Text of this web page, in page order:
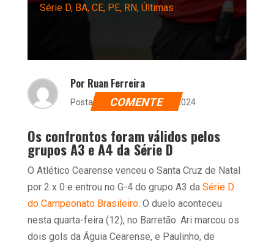
Série D, BA, CE, PE, RN, Últimas
Por Ruan Ferreira
Postado dia 12 de junho de 2024
COMENTE
Os confrontos foram válidos pelos
grupos A3 e A4 da Série D
O Atlético Cearense venceu o Santa Cruz de Natal
por 2 x 0 e entrou no G-4 do grupo A3 da Série D
do Campeonato Brasileiro. O duelo aconteceu
nesta quarta-feira (12), no Barretão. Ari marcou os
dois gols da Águia Cearense, e Paulinho, de